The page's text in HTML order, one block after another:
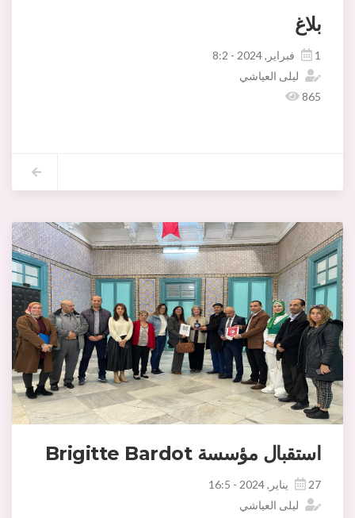
بلاغ
1 فبراير, 2024 - 8:2
ليلى العياشي
865
استقبال مؤسسة Brigitte Bardot
27 يناير, 2024 - 16:5
ليلى العياشي